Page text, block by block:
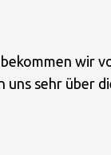
wir
uns sehr über